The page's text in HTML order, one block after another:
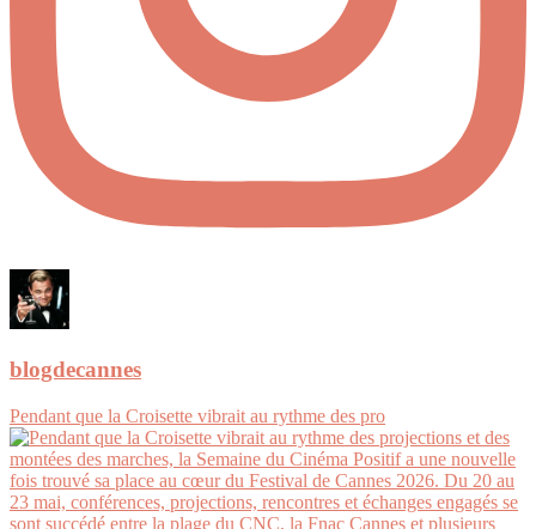
blogdecannes
Pendant que la Croisette vibrait au rythme des pro